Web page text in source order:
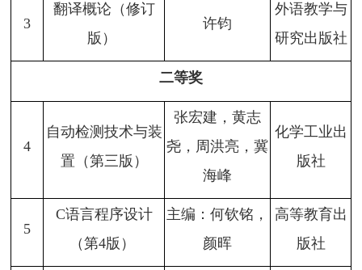
3
翻译概论（修订
版）
许钧
外语教学与
研究出版社
二等奖
4
自动检测技术与装
置（第三版）
张宏建，黄志
尧，周洪亮，冀
海峰
化学工业出
版社
5
C语言程序设计
（第4版）
主编：何钦铭，
颜晖
高等教育出
版社